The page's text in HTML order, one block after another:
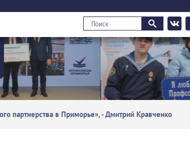
партнерства в Приморье», - Дмитрий Кравченко